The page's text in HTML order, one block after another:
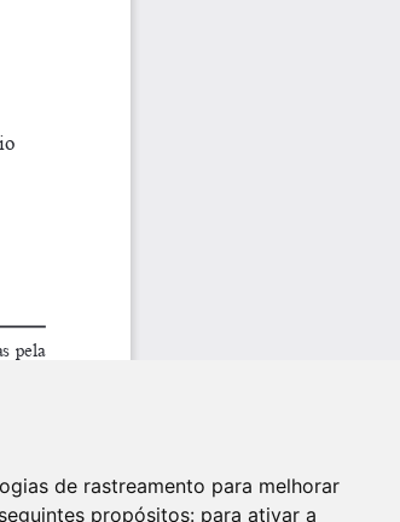
de rastreamento para melhorar
propósitos: para ativar a